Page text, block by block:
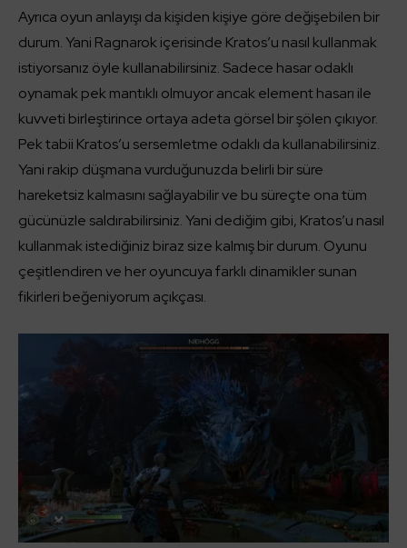
Ayrıca oyun anlayışı da kişiden kişiye göre değişebilen bir
durum. Yani Ragnarok içerisinde Kratos’u nasıl kullanmak
istiyorsanız öyle kullanabilirsiniz. Sadece hasar odaklı
oynamak pek mantıklı olmuyor ancak element hasarı ile
kuvveti birleştirince ortaya adeta görsel bir şölen çıkıyor.
Pek tabii Kratos’u sersemletme odaklı da kullanabilirsiniz.
Yani rakip düşmana vurduğunuzda belirli bir süre
hareketsiz kalmasını sağlayabilir ve bu süreçte ona tüm
gücünüzle saldırabilirsiniz. Yani dediğim gibi, Kratos’u nasıl
kullanmak istediğiniz biraz size kalmış bir durum. Oyunu
çeşitlendiren ve her oyuncuya farklı dinamikler sunan
fikirleri beğeniyorum açıkçası.